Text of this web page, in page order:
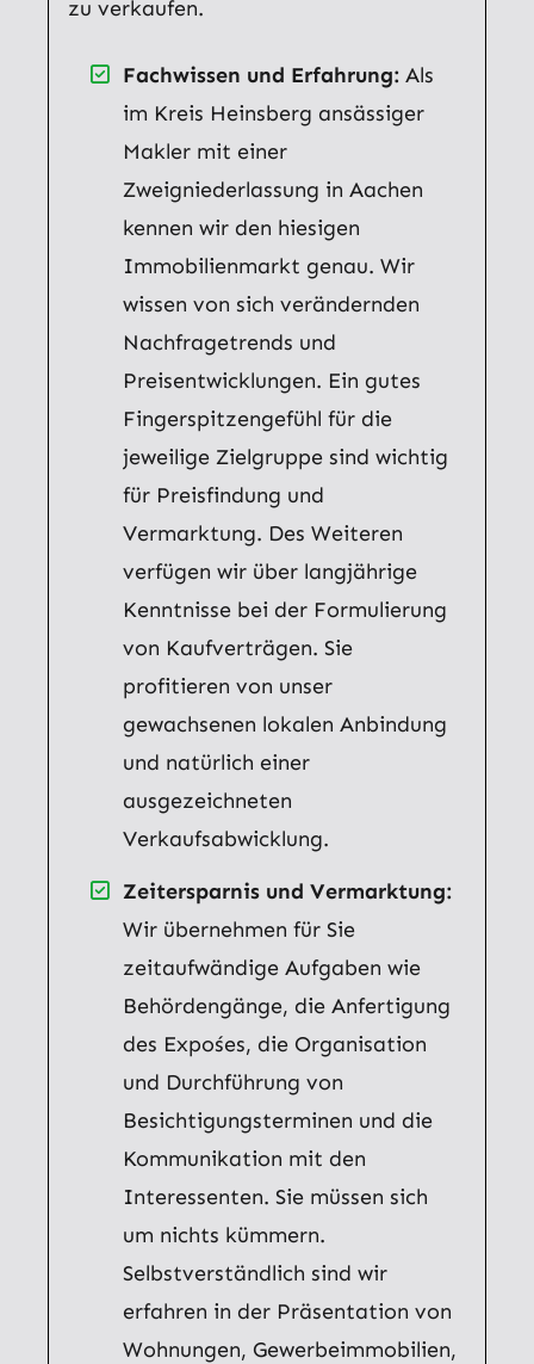
zu verkaufen.
Fachwissen und Erfahrung: Als
im Kreis Heinsberg ansässiger
Makler mit einer
Zweigniederlassung in Aachen
kennen wir den hiesigen
Immobilienmarkt genau. Wir
wissen von sich verändernden
Nachfragetrends und
Preisentwicklungen. Ein gutes
Fingerspitzengefühl für die
jeweilige Zielgruppe sind wichtig
für Preisfindung und
Vermarktung. Des Weiteren
verfügen wir über langjährige
Kenntnisse bei der Formulierung
von Kaufverträgen. Sie
profitieren von unser
gewachsenen lokalen Anbindung
und natürlich einer
ausgezeichneten
Verkaufsabwicklung.
Zeitersparnis und Vermarktung:
Wir übernehmen für Sie
zeitaufwändige Aufgaben wie
Behördengänge, die Anfertigung
des Expośes, die Organisation
und Durchführung von
Besichtigungsterminen und die
Kommunikation mit den
Interessenten. Sie müssen sich
um nichts kümmern.
Selbstverständlich sind wir
erfahren in der Präsentation von
Wohnungen, Gewerbeimmobilien,